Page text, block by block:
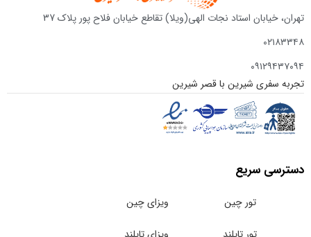
تهران، خیابان استاد نجات الهی(ویلا) تقاطع خیابان فلاح پور پلاک 37
۰۲۱۸۳۳۴۸
۰۹۱۲۹۴۳۷۰۹۴
تجربه سفری شیرین با قصر شیرین
دسترسی سریع
تور چین ویزای چین